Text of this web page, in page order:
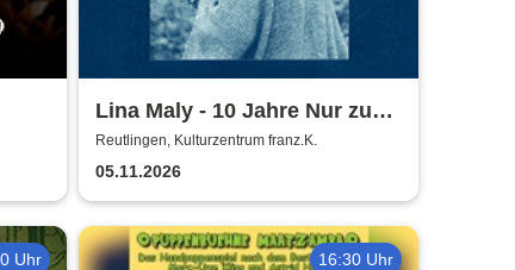
Lina Maly - 10 Jahre Nur zu
Besuch
Reutlingen, Kulturzentrum franz.K.
05.11.2026
Uhr 16:30 Uhr